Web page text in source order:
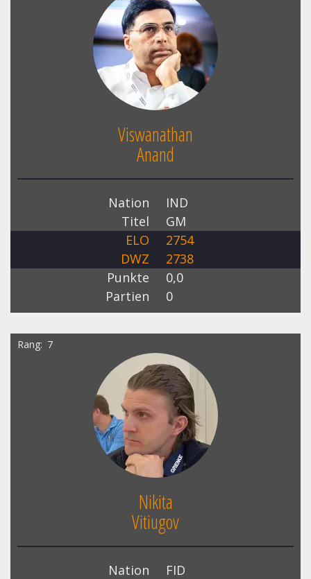
Viswanathan
Anand
Nation
IND
Titel
GM
ELO
2754
DWZ
2738
Punkte
0,0
Partien
0
Rang 7
Nikita
Vitiugov
Nation
FID